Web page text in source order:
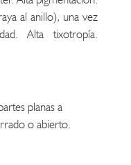
al anillo), una vez
Alta tixotropía.
planas a
o abierto.